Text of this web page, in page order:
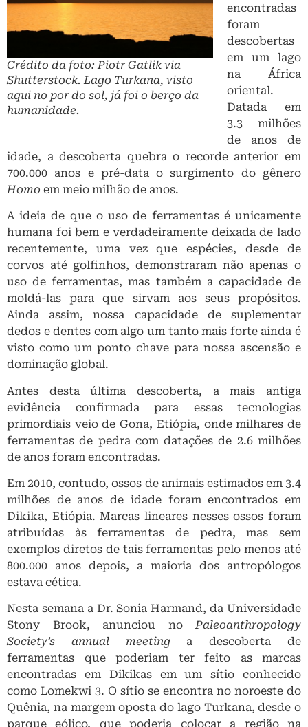
Crédito da foto: Piotr Gatlik via
Shutterstock. Lago Turkana, visto
aqui no por do sol, já foi o berço da
humanidade.
encontradas
foram
descobertas
em um lago
na África
oriental.
Datada em
3.3 milhões
de anos de
idade, a descoberta quebra o recorde anterior em
700.000 anos e pré-data o surgimento do gênero
Homo em meio milhão de anos.
A ideia de que o uso de ferramentas é unicamente
humana foi bem e verdadeiramente deixada de lado
recentemente, uma vez que espécies, desde de
corvos até golfinhos, demonstraram não apenas o
uso de ferramentas, mas também a capacidade de
moldá-las para que sirvam aos seus propósitos.
Ainda assim, nossa capacidade de suplementar
dedos e dentes com algo um tanto mais forte ainda é
visto como um ponto chave para nossa ascensão e
dominação global.
Antes desta última descoberta, a mais antiga
evidência confirmada para essas tecnologias
primordiais veio de Gona, Etiópia, onde milhares de
ferramentas de pedra com datações de 2.6 milhões
de anos foram encontradas.
Em 2010, contudo, ossos de animais estimados em 3.4
milhões de anos de idade foram encontrados em
Dikika, Etiópia. Marcas lineares nesses ossos foram
atribuídas às ferramentas de pedra, mas sem
exemplos diretos de tais ferramentas pelo menos até
800.000 anos depois, a maioria dos antropólogos
estava cética.
Nesta semana a Dr. Sonia Harmand, da Universidade
Stony Brook, anunciou noPaleoanthropology
Society’s annual meetinga descoberta de
ferramentas que poderiam ter feito as marcas
encontradas em Dikikas em um sítio conhecido
como Lomekwi 3. O sítio se encontra no noroeste do
Quênia, na margem oposta do lago Turkana, desde o
parque eólico, que poderia colocar a região na